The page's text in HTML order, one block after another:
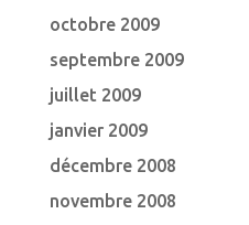
octobre 2009
septembre 2009
juillet 2009
janvier 2009
décembre 2008
novembre 2008